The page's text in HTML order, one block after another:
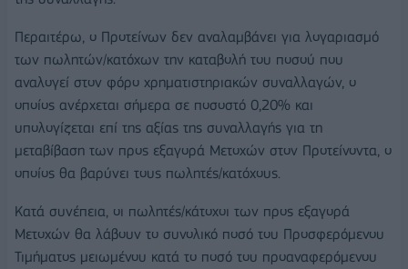
Περαιτέρω, ο Προτείνων δεν αναλαμβάνει για λογαριασμό
των πωλητών/κατόχων την καταβολή του ποσού που
αναλογεί στον φόρο χρηματιστηριακών συναλλαγών, ο
οποίος ανέρχεται σήμερα σε ποσοστό 0,20% και
υπολογίζεται επί της αξίας της συναλλαγής για τη
μεταβίβαση των προς εξαγορά Μετοχών στον Προτείνοντα, ο
οποίος θα βαρύνει τους πωλητές/κατόχους.
Κατά συνέπεια, οι πωλητές/κάτοχοι των προς εξαγορά
Μετοχών θα λάβουν το συνολικό ποσό του Προσφερόμενου
Τιμήματος μειωμένου κατά το ποσό του προαναφερόμενου